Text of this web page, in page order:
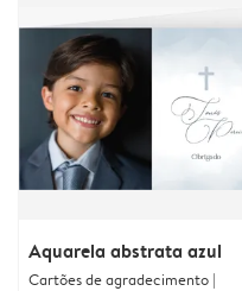
Aquarela abstrata azul
Cartões de agradecimento |